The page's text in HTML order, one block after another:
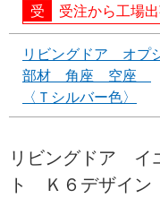
受注から工場
リビングドア オプ
部材 角座 空座
〈Ｔシルバー色〉
リビングドア
ト Ｋ６デザイ